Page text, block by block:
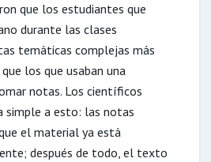
que los estudiantes que
durante las clases
temáticas complejas más
los que usaban una
notas. Los científicos
simple a esto: las notas
el material ya está
después de todo, el texto